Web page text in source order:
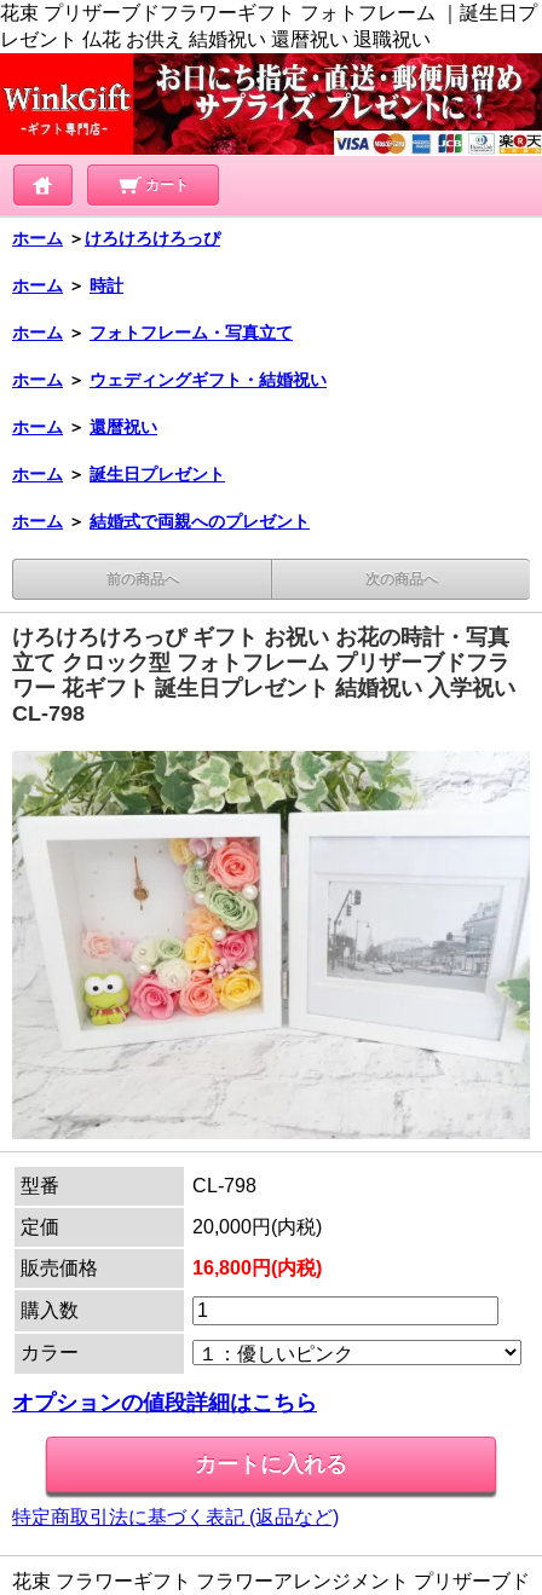
花束 プリザーブドフラワーギフト フォトフレーム ｜誕生日プ
レゼント 仏花 お供え 結婚祝い 還暦祝い 退職祝い
カート
ホーム ＞ けろけろけろっぴ
ホーム ＞ 時計
ホーム ＞ フォトフレーム・写真立て
ホーム ＞ ウェディングギフト・結婚祝い
ホーム ＞ 還暦祝い
ホーム ＞ 誕生日プレゼント
ホーム ＞ 結婚式で両親へのプレゼント
前の商品へ 次の商品へ
けろけろけろっぴ ギフト お祝い お花の時計・写真
立て クロック型 フォトフレーム プリザーブドフラ
ワー 花ギフト 誕生日プレゼント 結婚祝い 入学祝い
CL-798
型番
CL-798
定価
20,000円(内税)
販売価格
16,800円(内税)
購入数
カラー
オプションの値段詳細はこちら
特定商取引法に基づく表記 (返品など)
花束 フラワーギフト フラワーアレンジメント プリザーブド